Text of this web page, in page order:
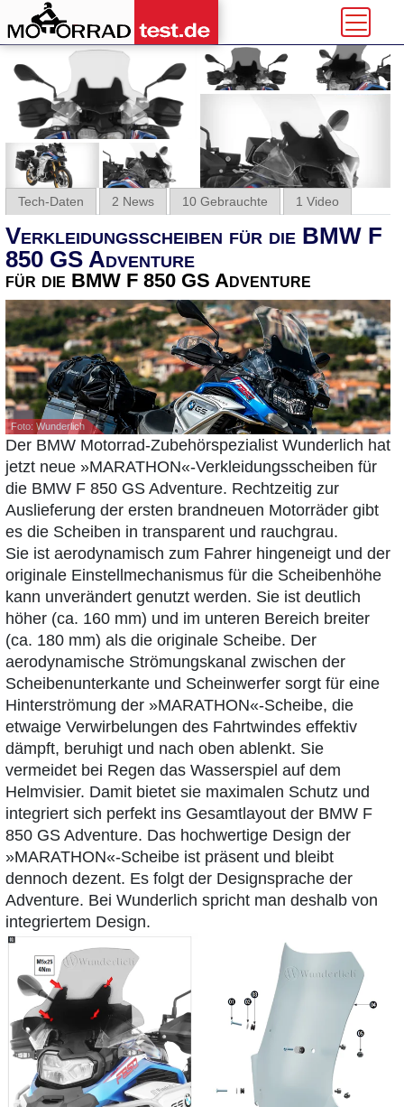
Tech-Daten 2 News 10 Gebrauchte 1 Video
Verkleidungsscheiben für die BMW F
850 GS Adventure
für die BMW F 850 GS Adventure
Foto: Wunderlich
Der BMW Motorrad-Zubehör­spezialist Wunderlich hat
jetzt neue »MARATHON«-Verkleidungsscheiben für
die BMW F 850 GS Adventure. Rechtzeitig zur
Auslieferung der ersten brandneuen Motorräder gibt
es die Scheiben in transparent und rauchgrau.
Sie ist aerodynamisch zum Fahrer hingeneigt und der
originale Einstellmechanismus für die Scheibenhöhe
kann unverändert genutzt werden. Sie ist deutlich
höher (ca. 160 mm) und im unteren Bereich breiter
(ca. 180 mm) als die originale Scheibe. Der
aerodynamische Strömungskanal zwischen der
Scheibenunterkante und Scheinwerfer sorgt für eine
Hinterströmung der »MARATHON«-Scheibe, die
etwaige Verwir­belungen des Fahrtwindes effektiv
dämpft, beruhigt und nach oben ablenkt. Sie
vermeidet bei Regen das Wasserspiel auf dem
Helmvisier. Damit bietet sie maximalen Schutz und
integriert sich perfekt ins Gesamtlayout der BMW F
850 GS Adventure. Das hochwertige Design der
»MARATHON«-Scheibe ist präsent und bleibt
dennoch dezent. Es folgt der Designsprache der
Adventure. Bei Wunderlich spricht man deshalb von
integriertem Design.